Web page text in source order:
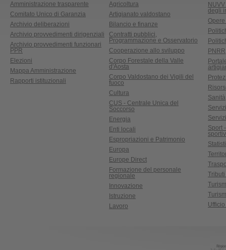
Amministrazione trasparente
Comitato Unico di Garanzia
Archivio deliberazioni
Archivio provvedimenti dirigenziali
Archivio provvedimenti funzionari
PPR
Elezioni
Mappa Amministrazione
Rapporti istituzionali
Agricoltura
Artigianato valdostano
Bilancio e finanze
Contratti pubblici,
Programmazione e Osservatorio
Cooperazione allo sviluppo
Corpo Forestale della Valle
d'Aosta
Corpo Valdostano dei Vigili del
fuoco
Cultura
CUS - Centrale Unica del
Soccorso
Energia
Enti locali
Espropriazioni e Patrimonio
Europa
Europe Direct
Formazione del personale
regionale
Innovazione
Istruzione
Lavoro
degli
PNRR
Sanità
Sport